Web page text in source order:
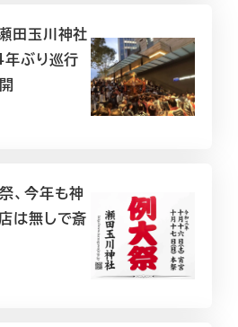
瀬田玉川神社
年ぶり巡行
、今年も神
は無しで斎